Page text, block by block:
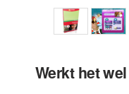
Werkt het